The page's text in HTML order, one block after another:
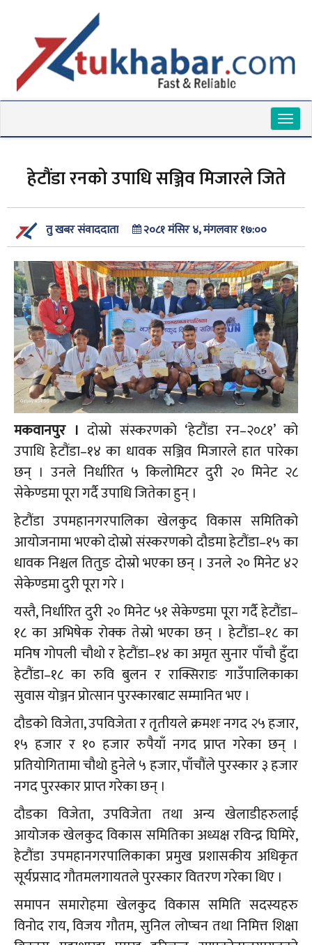
हेटौंडा रनको उपाधि सञ्जिव मिजारले जिते
तु खबर संवाददाता २०८१ मंसिर ४, मंगलवार १७:००
मकवानपुर । दोस्रो संस्करणको ‘हेटौंडा रन–२०८१’ को
उपाधि हेटौंडा–१४ का धावक सञ्जिव मिजारले हात पारेका
छन् । उनले निर्धारित ५ किलोमिटर दुरी २० मिनेट २८
सेकेण्डमा पूरा गर्दै उपाधि जितेका हुन् ।
हेटौंडा उपमहानगरपालिका खेलकुद विकास समितिको
आयोजनामा भएको दोस्रो संस्करणको दौडमा हेटौंडा–१५ का
धावक निश्चल तितुङ दोस्रो भएका छन् । उनले २० मिनेट ४२
सेकेण्डमा दुरी पूरा गरे ।
यस्तै, निर्धारित दुरी २० मिनेट ५१ सेकेण्डमा पूरा गर्दै हेटौंडा–
१८ का अभिषेक रोक्क तेस्रो भएका छन् । हेटौंडा–१८ का
मनिष गोपली चौथो र हेटौंडा–१४ का अमृत सुनार पाँचौ हुँदा
हेटौंडा–१८ का रुवि बुलन र राक्सिराङ गाउँपालिकाका
सुवास योञ्जन प्रोत्सान पुरस्कारबाट सम्मानित भए ।
दौडको विजेता, उपविजेता र तृतीयले क्रमशः नगद २५ हजार,
१५ हजार र १० हजार रुपैयाँ नगद प्राप्त गरेका छन् ।
प्रतियोगितामा चौथो हुनेले ५ हजार, पाँचौंले पुरस्कार ३ हजार
नगद पुरस्कार प्राप्त गरेका छन् ।
दौडका विजेता, उपविजेता तथा अन्य खेलाडीहरुलाई
आयोजक खेलकुद विकास समितिका अध्यक्ष रविन्द्र घिमिरे,
हेटौंडा उपमहानगरपालिकाका प्रमुख प्रशासकीय अधिकृत
सूर्यप्रसाद गौतमलगायतले पुरस्कार वितरण गरेका थिए ।
समापन समारोहमा खेलकुद विकास समिति सदस्यहरु
विनोद राय, विजय गौतम, सुनिल लोप्चन तथा निमित्त शिक्षा